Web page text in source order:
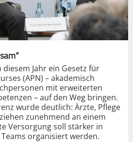
diesem Jahr ein Gesetz für
(APN) – akademisch
mit erweiterten
– auf den Weg bringen.
wurde deutlich: Ärzte, Pflege
zunehmend an einem
Versorgung soll stärker in
organisiert werden.